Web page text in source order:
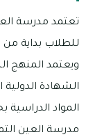
تعتمد مدرسة
ويعتمد المنهج
الشهادة الدولية
المواد
مدرسة العين